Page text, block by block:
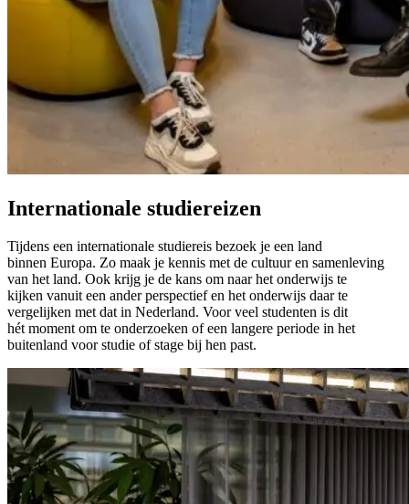
Internationale studiereizen
Tijdens een internationale studiereis bezoek je een land
binnen Europa. Zo maak je kennis met de cultuur en samenleving
van het land. Ook krijg je de kans om naar het onderwijs te
kijken vanuit een ander perspectief en het onderwijs daar te
vergelijken met dat in Nederland. Voor veel studenten is dit
hét moment om te onderzoeken of een langere periode in het
buitenland voor studie of stage bij hen past.